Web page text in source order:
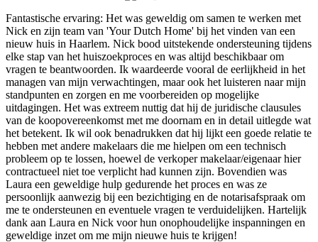
Fantastische ervaring: Het was geweldig om samen te werken met
Nick en zijn team van 'Your Dutch Home' bij het vinden van een
nieuw huis in Haarlem. Nick bood uitstekende ondersteuning tijdens
elke stap van het huiszoekproces en was altijd beschikbaar om
vragen te beantwoorden. Ik waardeerde vooral de eerlijkheid in het
managen van mijn verwachtingen, maar ook het luisteren naar mijn
standpunten en zorgen en me voorbereiden op mogelijke
uitdagingen. Het was extreem nuttig dat hij de juridische clausules
van de koopovereenkomst met me doornam en in detail uitlegde wat
het betekent. Ik wil ook benadrukken dat hij lijkt een goede relatie te
hebben met andere makelaars die me hielpen om een technisch
probleem op te lossen, hoewel de verkoper makelaar/eigenaar hier
contractueel niet toe verplicht had kunnen zijn. Bovendien was
Laura een geweldige hulp gedurende het proces en was ze
persoonlijk aanwezig bij een bezichtiging en de notarisafspraak om
me te ondersteunen en eventuele vragen te verduidelijken. Hartelijk
dank aan Laura en Nick voor hun onophoudelijke inspanningen en
geweldige inzet om me mijn nieuwe huis te krijgen!